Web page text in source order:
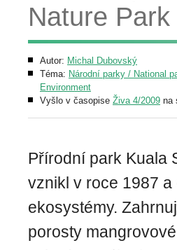
Nature Park
Autor: Michal Dubovský
Téma: Národní parky / National
Environment
Vyšlo v časopise Živa 4/2009 na
Přírodní park Kuala
vznikl v roce 1987
ekosystémy.
porosty